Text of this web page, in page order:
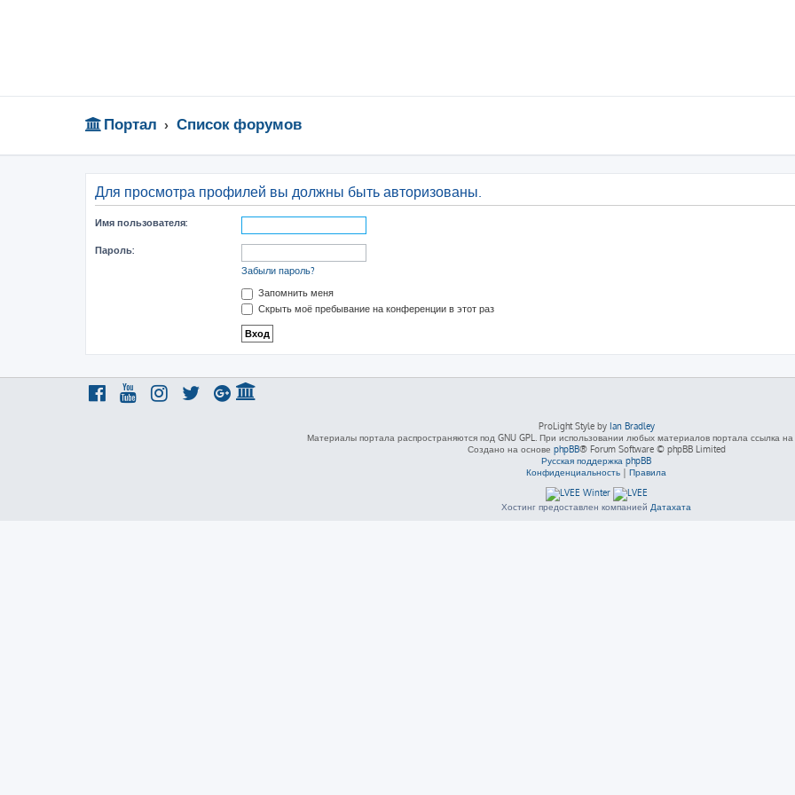
Портал Список форумов
Для просмотра профилей вы должны быть авторизованы.
Имя пользователя:
Пароль:
Забыли пароль?
Запомнить меня
Скрыть моё пребывание на конференции в этот раз
ProLight Style by Ian Bradley
Материалы портала распространяются под GNU GPL. При использовании любых материалов портала ссылка на
Создано на основе phpBB® Forum Software © phpBB Limited
Русская поддержка phpBB
Конфиденциальность | Правила
Хостинг предоставлен компанией Датахата